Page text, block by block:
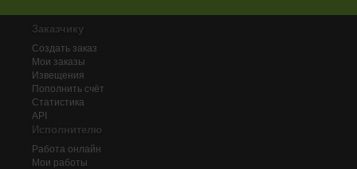
Заказчику
Создать заказ
Мои заказы
Извещения
Пополнить счёт
Статистика
API
Исполнителю
Работа онлайн
Мои работы